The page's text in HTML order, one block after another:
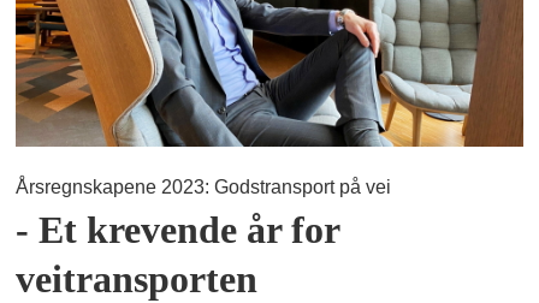
Årsregnskapene 2023: Godstransport på vei
- Et krevende år for
veitransporten